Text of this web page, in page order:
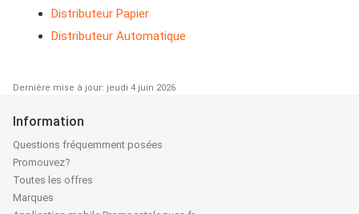
Distributeur Papier
Distributeur Automatique
Dernière mise à jour: jeudi 4 juin 2026
Information
Questions fréquemment posées
Promouvez?
Toutes les offres
Marques